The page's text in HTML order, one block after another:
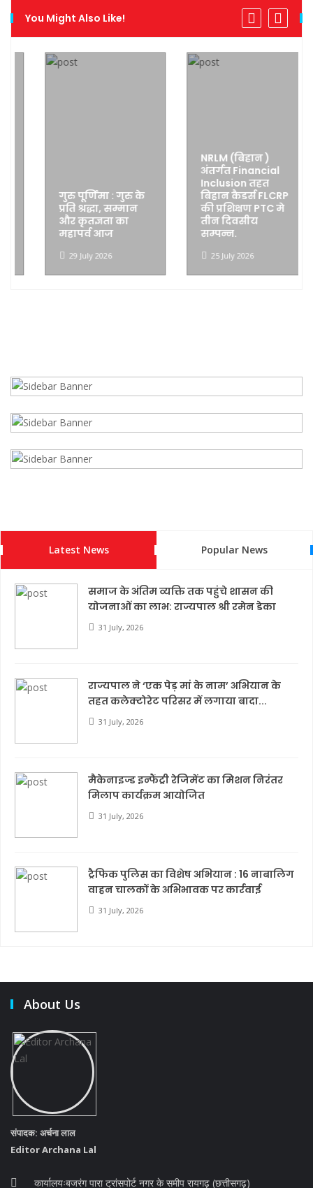
You Might Also Like!
गुरु पूर्णिमा : गुरु के
प्रति श्रद्धा, सम्मान
और कृतज्ञता का
महापर्व आज
29 July 2026
NRLM (बिहान )
अंतर्गत Financial
Inclusion तहत
बिहान कैडर्स FLCRP
की प्रशिक्षण PTC मे
तीन दिवसीय
सम्पन्न.
25 July 2026
Latest News Popular News
समाज के अंतिम व्यक्ति तक पहुंचे शासन की
योजनाओं का लाभ: राज्यपाल श्री रमेन डेका
31 July, 2026
राज्यपाल ने ‘एक पेड़ मां के नाम’ अभियान के
तहत कलेक्टोरेट परिसर में लगाया बादा...
31 July, 2026
मैकेनाइज्ड इन्फैंट्री रेजिमेंट का मिशन निरंतर
मिलाप कार्यक्रम आयोजित
31 July, 2026
ट्रैफिक पुलिस का विशेष अभियान : 16 नाबालिग
वाहन चालकों के अभिभावक पर कार्रवाई
31 July, 2026
About Us
संपादक: अर्चना लाल
Editor Archana Lal
कार्यालयःबजरंग पारा ट्रांसपोर्ट नगर के समीप रायगढ़ (छत्तीसगढ़)